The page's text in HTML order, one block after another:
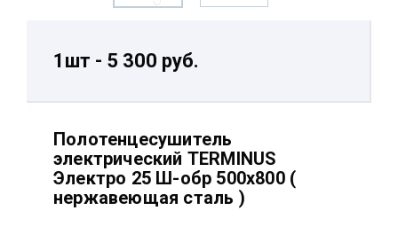
1шт - 5 300 руб.
Полотенцесушитель
электрический TERMINUS
Электро 25 Ш-обр 500х800 (
нержавеющая сталь )